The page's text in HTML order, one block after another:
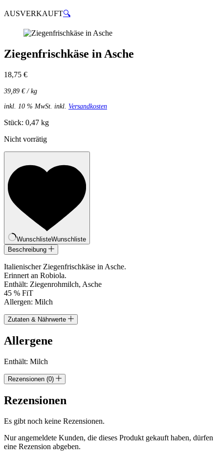
AUSVERKAUFT🔍
Ziegenfrischkäse in Asche
18,75 €
39,89 €/kg
inkl. 10 % MwSt. inkl. Versandkosten
Stück: 0,47 kg
Nicht vorrätig
WunschlisteWunschliste
Beschreibung
Italienischer Ziegenfrischkäse in Asche.
Erinnert an Robiola.
Enthält: Ziegenrohmilch, Asche
45 % FiT
Allergen: Milch
Zutaten & Nährwerte
Allergene
Enthält: Milch
Rezensionen (0)
Rezensionen
Es gibt noch keine Rezensionen.
Nur angemeldete Kunden, die dieses Produkt gekauft haben, dürfen
eine Rezension abgeben.